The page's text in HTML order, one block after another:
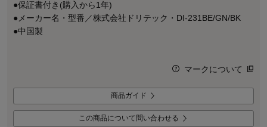
●保証書付き(購入から1年)
●メーカー名・型番／株式会社ドリテック・DI-231BE/GN/BK
●中国製
マークについて
商品ガイド
この商品について問い合わせる